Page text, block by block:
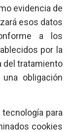
evidencia de
esos datos
a los
por la
del tratamiento
obligación
para
cookies